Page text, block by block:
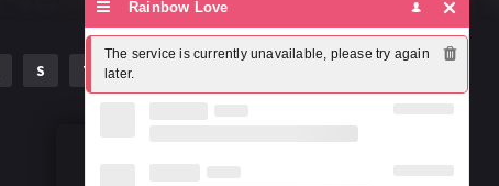
S T U
Rainbow Love
The service is currently unavailable, please try again
later.